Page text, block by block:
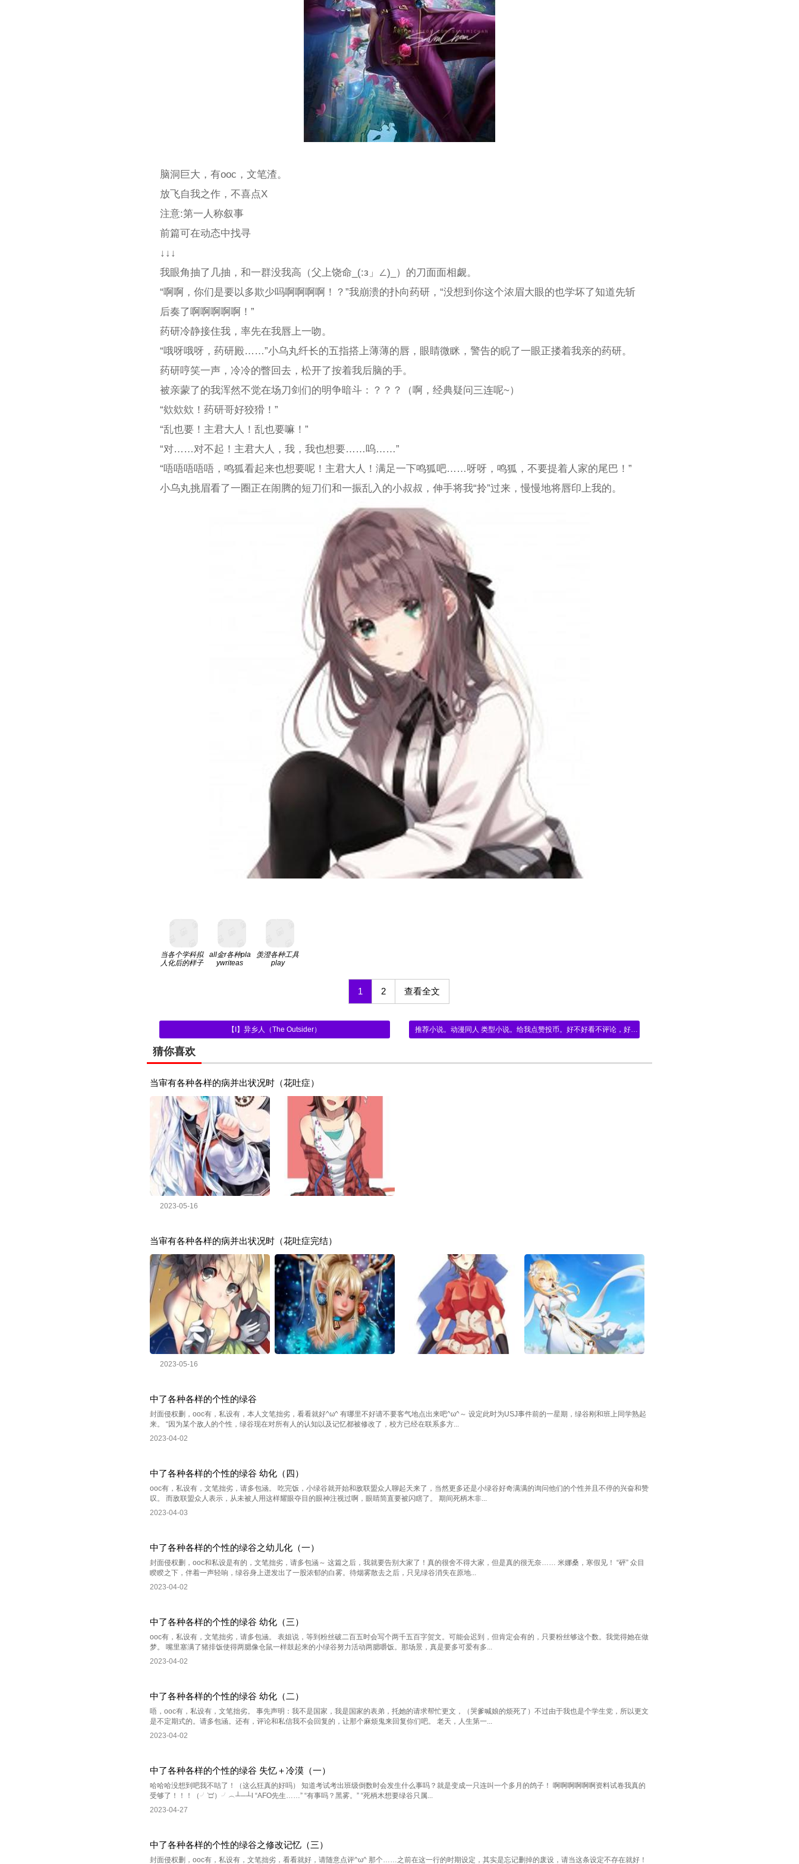
脑洞巨大，有ooc，文笔渣。
放飞自我之作，不喜点X
注意:第一人称叙事
前篇可在动态中找寻
↓↓↓
我眼角抽了几抽，和一群没我高（父上饶命_(:з」∠)_）的刀面面相觑。
“啊啊，你们是要以多欺少吗啊啊啊啊！？”我崩溃的扑向药研，“没想到你这个浓眉大眼的也学坏了知道先斩
后奏了啊啊啊啊啊！”
药研冷静接住我，率先在我唇上一吻。
“哦呀哦呀，药研殿……”小乌丸纤长的五指搭上薄薄的唇，眼睛微眯，警告的睨了一眼正搂着我亲的药研。
药研哼笑一声，冷冷的瞥回去，松开了按着我后脑的手。
被亲蒙了的我浑然不觉在场刀剑们的明争暗斗：？？？（啊，经典疑问三连呢~）
“欸欸欸！药研哥好狡猾！”
“乱也要！主君大人！乱也要嘛！”
“对……对不起！主君大人，我，我也想要……呜……”
“唔唔唔唔唔，鸣狐看起来也想要呢！主君大人！满足一下鸣狐吧……呀呀，鸣狐，不要提着人家的尾巴！”
小乌丸挑眉看了一圈正在闹腾的短刀们和一振乱入的小叔叔，伸手将我“拎”过来，慢慢地将唇印上我的。
当各个学科拟
人化后的样子
all金r各种pla
ywriteas
羡澄各种工具
play
1 2 查看全文
【I】异乡人（The Outsider）
猜你喜欢
当审有各种各样的病并出状况时（花吐症）
2023-05-16
当审有各种各样的病并出状况时（花吐症完结）
2023-05-16
中了各种各样的个性的绿谷
封面侵权删，ooc有，私设有，本人文笔拙劣，看看就好^ω^ 有哪里不好请不要客气地点出来吧^ω^～ 设定此时为USJ事件前的一星期，绿谷刚和班上同学熟起
来。 “因为某个敌人的个性，绿谷现在对所有人的认知以及记忆都被修改了，校方已经在联系多方...
2023-04-02
中了各种各样的个性的绿谷 幼化（四）
ooc有，私设有，文笔拙劣，请多包涵。 吃完饭，小绿谷就开始和敌联盟众人聊起天来了，当然更多还是小绿谷好奇满满的询问他们的个性并且不停的兴奋和赞
叹。 而敌联盟众人表示，从未被人用这样耀眼夺目的眼神注视过啊，眼睛简直要被闪瞎了。 期间死柄木非...
2023-04-03
中了各种各样的个性的绿谷之幼儿化（一）
封面侵权删，ooc和私设是有的，文笔拙劣，请多包涵～ 这篇之后，我就要告别大家了！真的很舍不得大家，但是真的很无奈…… 米娜桑，寒假见！ “砰” 众目
睽睽之下，伴着一声轻响，绿谷身上迸发出了一股浓郁的白雾。待烟雾散去之后，只见绿谷消失在原地...
2023-04-02
中了各种各样的个性的绿谷 幼化（三）
ooc有，私设有，文笔拙劣，请多包涵。 表姐说，等到粉丝破二百五时会写个两千五百字贺文。可能会迟到，但肯定会有的，只要粉丝够这个数。我觉得她在做
梦。 嘴里塞满了猪排饭使得两腮像仓鼠一样鼓起来的小绿谷努力活动两腮嚼饭。那场景，真是要多可爱有多...
2023-04-02
中了各种各样的个性的绿谷 幼化（二）
唔，ooc有，私设有，文笔拙劣。 事先声明：我不是国家，我是国家的表弟，托她的请求帮忙更文，（哭爹喊娘的烦死了）不过由于我也是个学生党，所以更文
是不定期式的。请多包涵。还有，评论和私信我不会回复的，让那个麻烦鬼来回复你们吧。 老天，人生第一...
2023-04-02
中了各种各样的个性的绿谷 失忆＋冷漠（一）
哈哈哈没想到吧我不咕了！（这么狂真的好吗） 知道考试考出班级倒数时会发生什么事吗？就是变成一只连叫一个多月的鸽子！ 啊啊啊啊啊啊资料试卷我真的
受够了！！！（╯‵□′）╯︵┴─┴l “AFO先生……” “有事吗？黑雾。” “死柄木想要绿谷只属...
2023-04-27
中了各种各样的个性的绿谷之修改记忆（三）
封面侵权删，ooc有，私设有，文笔拙劣，看看就好，请随意点评^ω^ 那个……之前在这一行的时期设定，其实是忘记删掉的废设，请当这条设定不存在就好！